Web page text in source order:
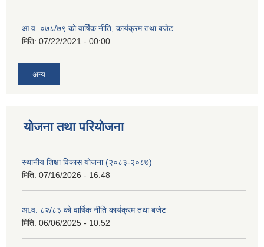
आ.व. ०७८/७९ को वार्षिक नीति, कार्यक्रम तथा बजेट
मिति: 07/22/2021 - 00:00
अन्य
याेजना तथा परियाेजना
स्थानीय शिक्षा विकास योजना (२०८३-२०८७)
मिति: 07/16/2026 - 16:48
आ.व. ८२/८३ को वार्षिक नीति कार्यक्रम तथा बजेट
मिति: 06/06/2025 - 10:52